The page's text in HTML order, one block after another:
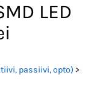
LED
passiivi, opto) >